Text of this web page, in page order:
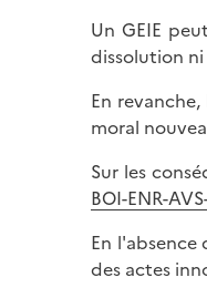
Un GEIE
dissolution
En
moral
Sur les
BOI-ENR-
En
des actes